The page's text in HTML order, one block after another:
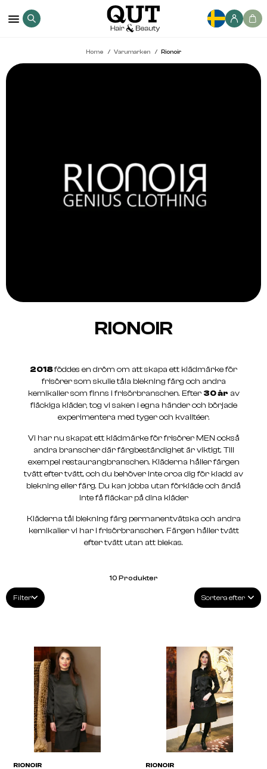
Home Varumarken Rionoir
RIONOIR
2018föddes en dröm om att skapa ett klädmärke för
frisörer som skulle tåla blekning färg och andra
kemikalier som finns i frisörbranschen. Efter 30 år av
fläckiga kläder, tog vi saken i egna händer och började
experimentera med tyger och kvalitéer.
Vi har nu skapat ett klädmärke för frisörer MEN också
andra branscher där färgbeständighet är viktigt. Till
exempel restaurangbranschen. Kläderna håller färgen
tvätt efter tvätt, och du behöver inte oroa dig för kladd av
blekning eller färg. Du kan jobba utan förkläde och ändå
inte få fläckar på dina kläder
Kläderna tål blekning färg permanentvätska och andra
kemikalier vi har i frisörbranschen. Färgen håller tvätt
efter tvätt utan att blekas.
Filter
10 Produkter
Sortera efter